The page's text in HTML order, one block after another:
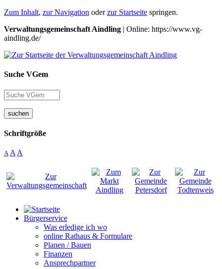
Zum Inhalt, zur Navigation oderzur Startseite springen.
Verwaltungsgemeinschaft Aindling | Online: https://www.vg-
aindling.de/
Suche VGem
suchen
Schriftgröße
A A A
Bürgerservice
Was erledige ich wo
online Rathaus & Formulare
Planen / Bauen
Finanzen
Ansprechpartner